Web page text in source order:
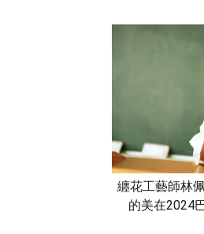
纏花工藝師林
的美在2024